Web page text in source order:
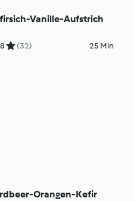
Vanille-Aufstrich
(32) 25 Min
Orangen-Kefir